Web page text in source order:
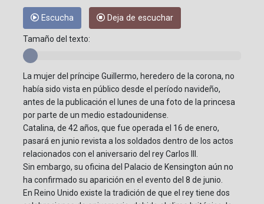
Escucha Deja de escuchar
Tamaño del texto:
La mujer del príncipe Guillermo, heredero de la corona, no
había sido vista en público desde el período navideño,
antes de la publicación el lunes de una foto de la princesa
por parte de un medio estadounidense.
Catalina, de 42 años, que fue operada el 16 de enero,
pasará en junio revista a los soldados dentro de los actos
relacionados con el aniversario del rey Carlos III.
Sin embargo, su oficina del Palacio de Kensington aún no
ha confirmado su aparición en el evento del 8 de junio.
En Reino Unido existe la tradición de que el rey tiene dos